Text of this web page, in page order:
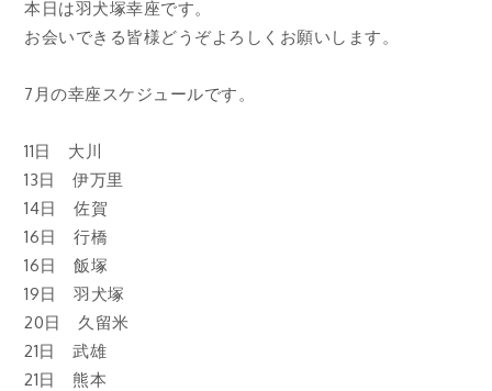
本日は羽犬塚幸座です。
お会いできる皆様どうぞよろしくお願いします。
7月の幸座スケジュールです。
11日 大川
13日 伊万里
14日 佐賀
16日 行橋
16日 飯塚
19日 羽犬塚
20日 久留米
21日 武雄
21日 熊本